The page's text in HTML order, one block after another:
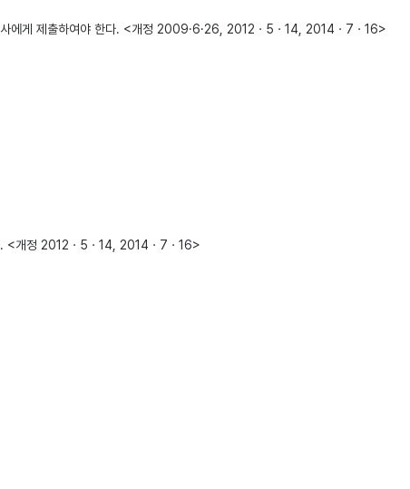
사에게 제출하여야 한다. <개정 2009·6·26, 2012ㆍ5ㆍ14, 2014ㆍ7ㆍ16>
. <개정 2012ㆍ5ㆍ14, 2014ㆍ7ㆍ16>